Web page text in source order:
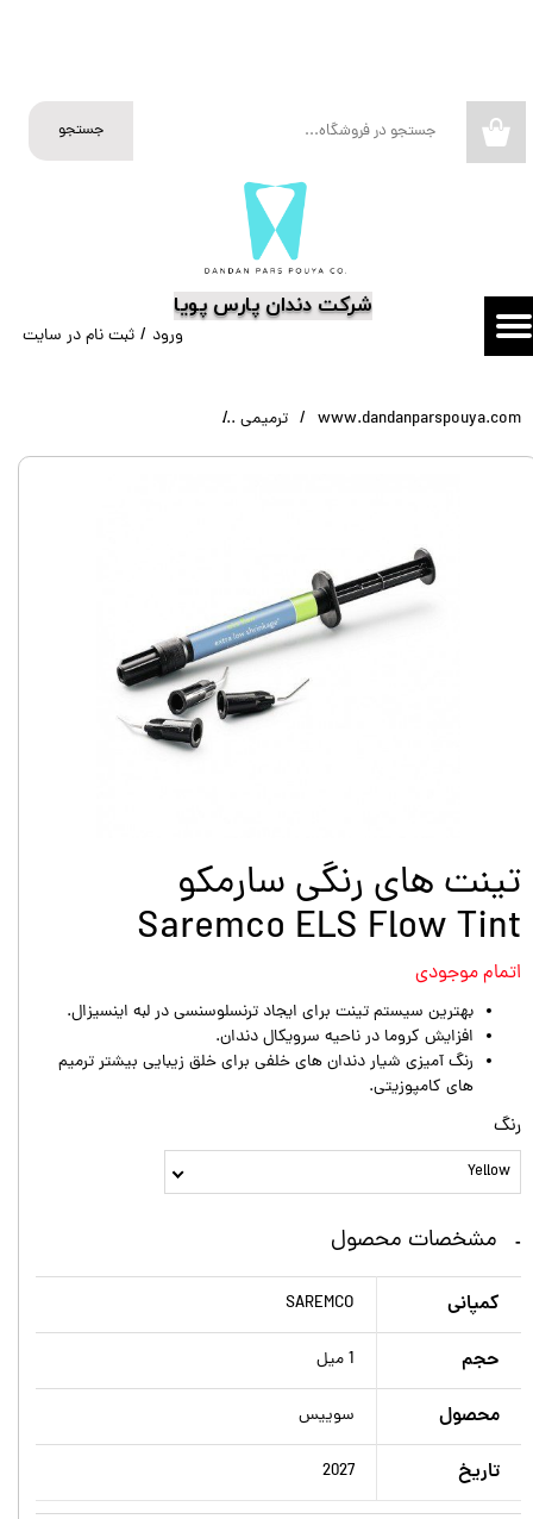
​شرکت دندان پارس پویا
جستجو
ورود / ثبت نام در سایت
تغییر گذر واژه
سفارشات
www.dandanparspouya.com ترمیمی
تینت های رنگی سارمکو
Saremco ELS Flow Tint
اتمام موجودی
بهترین سیستم تینت برای ایجاد ترنسلوسنسی در لبه اینسیزال.
افزایش کروما در ناحیه سرویکال دندان.
رنگ آمیزی شیار دندان های خلفی برای خلق زیبایی بیشتر ترمیم
های کامپوزیتی.
رنگ
Yellow
مشخصات محصول
کمپانی SAREMCO
حجم 1 میل
محصول سویيس
تاریخ 2027